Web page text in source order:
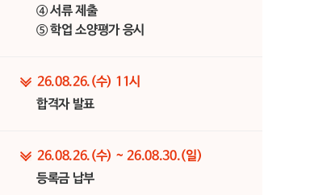
④ 서류 제출
⑤ 학업 소양평가 응시
26.08.26.(수) 11시
합격자 발표
26.08.26.(수) ~ 26.08.30.(일)
등록금 납부